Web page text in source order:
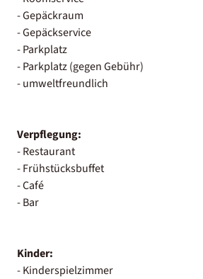
- Gepäckraum
- Gepäckservice
- Parkplatz
- Parkplatz (gegen Gebühr)
- umweltfreundlich
Verpflegung:
- Restaurant
- Frühstücksbuffet
- Café
- Bar
Kinder:
- Kinderspielzimmer